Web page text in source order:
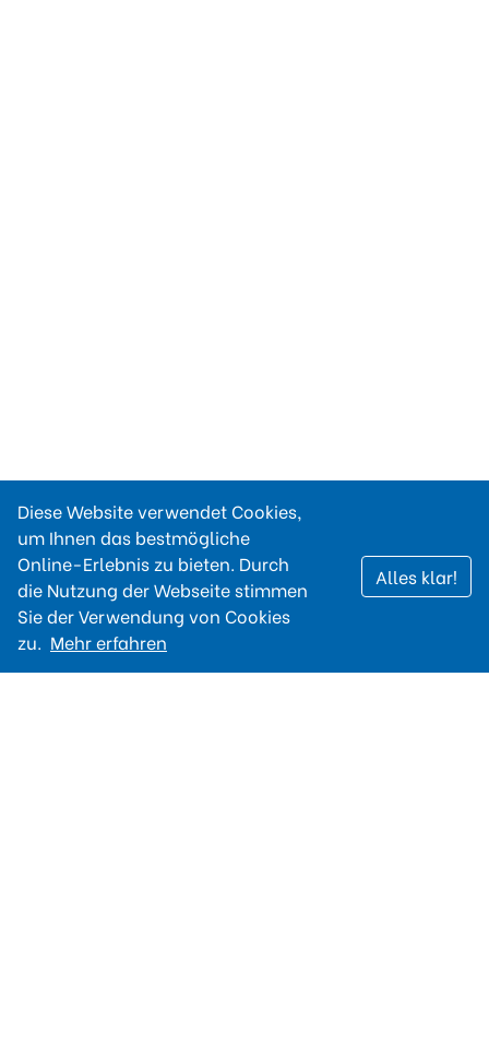
Diese Website verwendet Cookies,
um Ihnen das bestmögliche
Online-Erlebnis zu bieten. Durch
die Nutzung der Webseite stimmen
Sie der Verwendung von Cookies
zu. Mehr erfahren
Alles klar!